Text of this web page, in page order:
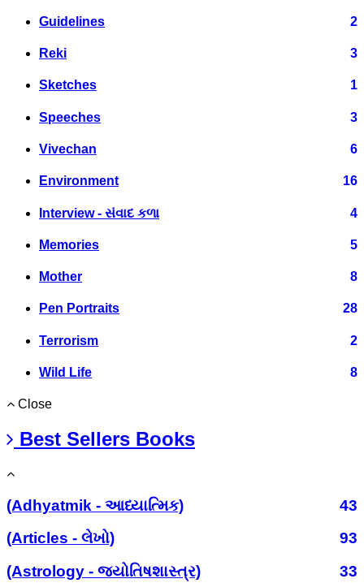
Guidelines 2
Reki 3
Sketches 1
Speeches 3
Vivechan 6
Environment 16
Interview - સંવાદ કળા 4
Memories 5
Mother 8
Pen Portraits 28
Terrorism 2
Wild Life 8
Close
Best Sellers Books
(Adhyatmik - આધ્યાત્મિક)
43
(Articles - લેખો)
93
(Astrology - જ્યોતિષશાસ્ત્ર)
33